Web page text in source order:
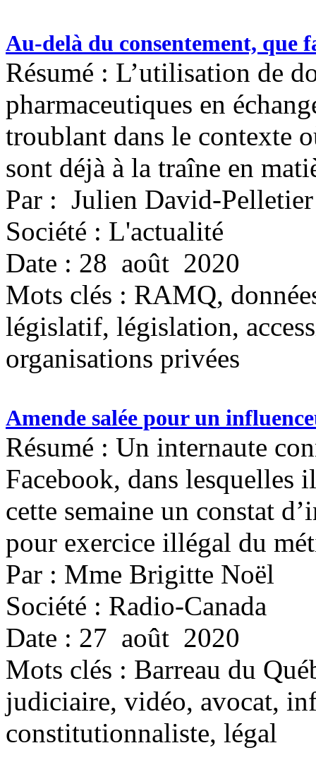
Au-delà du consentement, que
Résumé : L’utilisation de
pharmaceutiques en
troublant dans le contexte
sont déjà à la traîne en
Par : Julien David-Pelletier
Société : L'actualité
Date : 28 août 2020
Mots clés : RAMQ,
législatif, législation,
organisations privées
Amende salée pour un
Résumé : Un internaute
Facebook, dans lesquelles
cette semaine un constat
pour exercice illégal du
Par : Mme Brigitte Noël
Société : Radio-Canada
Date : 27 août 2020
Mots clés : Barreau du
judiciaire, vidéo, avocat,
constitutionnaliste, légal